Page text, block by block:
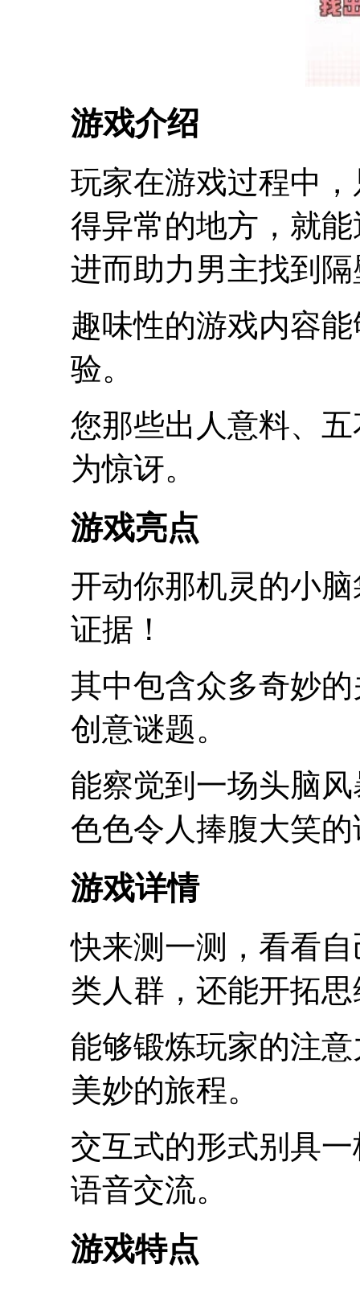
游戏介绍
玩家在游戏过程中
得异常的地方，就
进而助力男主找到
趣味性的游戏内容
验。
您那些出人意料、
为惊讶。
游戏亮点
开动你那机灵的小
证据！
其中包含众多奇妙
创意谜题。
能察觉到一场头脑
色色令人捧腹大笑
游戏详情
快来测一测，看看
类人群，还能开拓
能够锻炼玩家的注
美妙的旅程。
交互式的形式别具
语音交流。
游戏特点